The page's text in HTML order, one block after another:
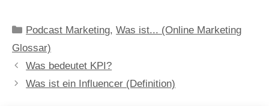
Kategorien
Podcast Marketing,Was ist... (Online Marketing
Glossar)
Was bedeutet KPI?
Was ist ein Influencer (Definition)